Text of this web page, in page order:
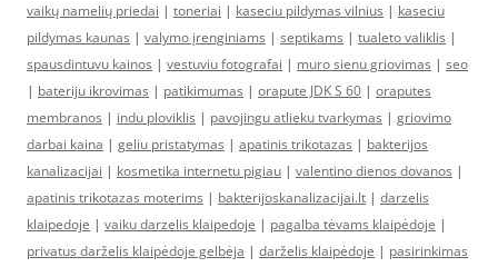
vaikų namelių priedai | toneriai | kaseciu pildymas vilnius | kaseciu
pildymas kaunas | valymo įrenginiams | septikams | tualeto valiklis |
spausdintuvu kainos | vestuviu fotografai | muro sienu griovimas | seo
| bateriju ikrovimas | patikimumas | orapute JDK S 60 | oraputes
membranos | indu ploviklis | pavojingu atlieku tvarkymas | griovimo
darbai kaina | geliu pristatymas | apatinis trikotazas | bakterijos
kanalizacijai | kosmetika internetu pigiau | valentino dienos dovanos |
apatinis trikotazas moterims | bakterijoskanalizacijai.lt | darzelis
klaipedoje | vaiku darzelis klaipedoje | pagalba tėvams klaipėdoje |
privatus darželis klaipėdoje gelbėja | darželis klaipėdoje | pasirinkimas